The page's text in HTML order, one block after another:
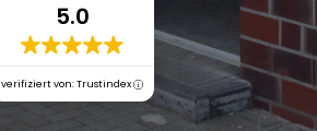
5.0
verifiziert von: Trustindex